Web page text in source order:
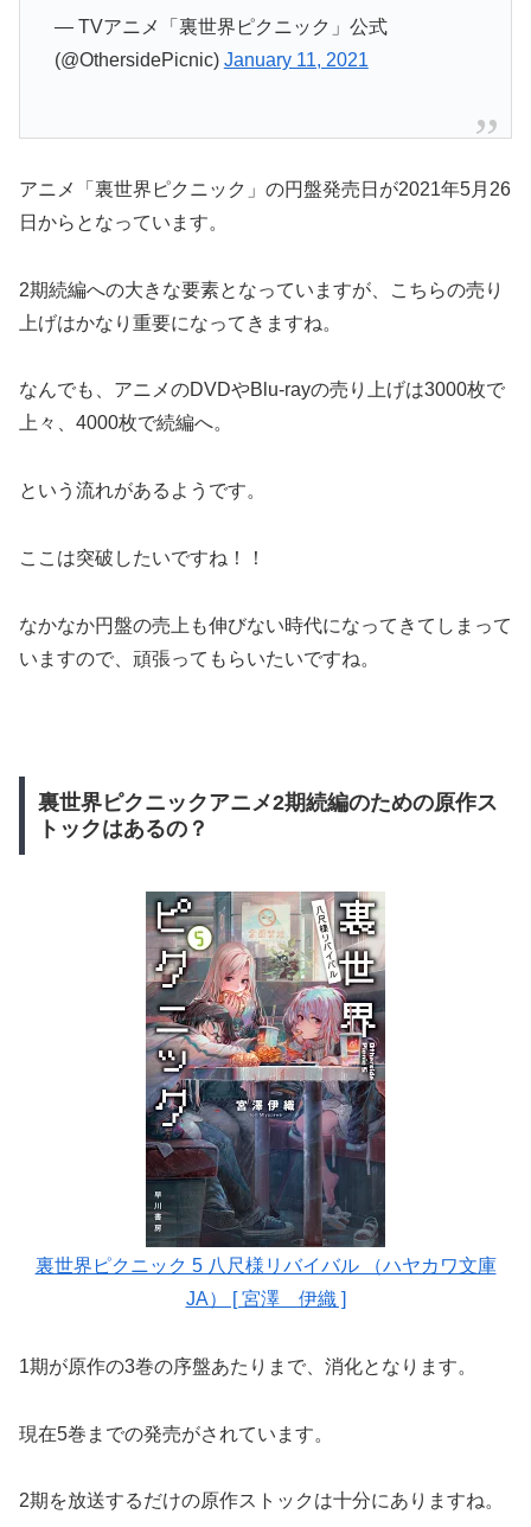
— TVアニメ「裏世界ピクニック」公式
(@OthersidePicnic) January 11, 2021
アニメ「裏世界ピクニック」の円盤発売日が2021年5月26
日からとなっています。
2期続編への大きな要素となっていますが、こちらの売り
上げはかなり重要になってきますね。
なんでも、アニメのDVDやBlu-rayの売り上げは3000枚で
上々、4000枚で続編へ。
という流れがあるようです。
ここは突破したいですね！！
なかなか円盤の売上も伸びない時代になってきてしまって
いますので、頑張ってもらいたいですね。
裏世界ピクニックアニメ2期続編のための原作ス
トックはあるの？
裏世界ピクニック 5 八尺様リバイバル （ハヤカワ文庫
JA） [ 宮澤 伊織 ]
1期が原作の3巻の序盤あたりまで、消化となります。
現在5巻までの発売がされています。
2期を放送するだけの原作ストックは十分にありますね。